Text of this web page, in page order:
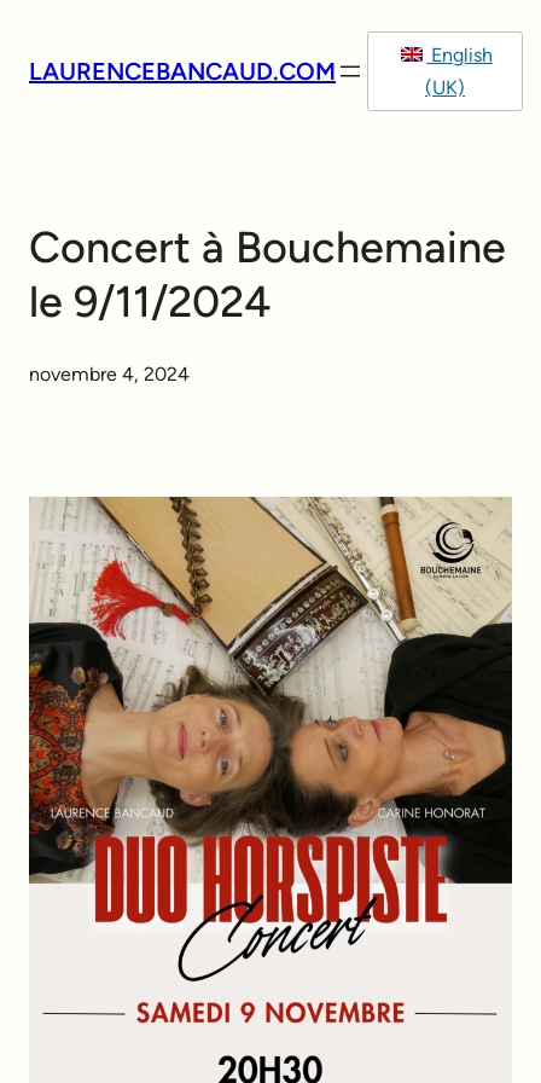
contenu
LAURENCEBANCAUD.COM
English
(UK)
Concert à Bouchemaine
le 9/11/2024
novembre 4, 2024